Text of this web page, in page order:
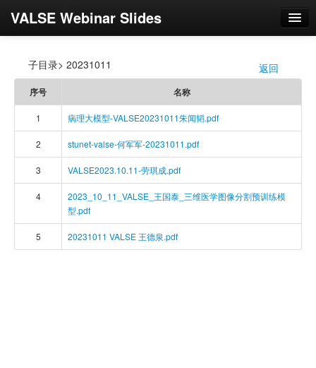
VALSE Webinar Slides
/
子目录> 20231011 返回
序号 名称
1 病理大模型-VALSE20231011朱闻韬.pdf
2 stunet-valse-何军军-20231011.pdf
3 VALSE2023.10.11-劳琪成.pdf
4
2023_10_11_VALSE_王国泰_三维医学图像分割预训练模
型.pdf
5 20231011 VALSE 王德泉.pdf